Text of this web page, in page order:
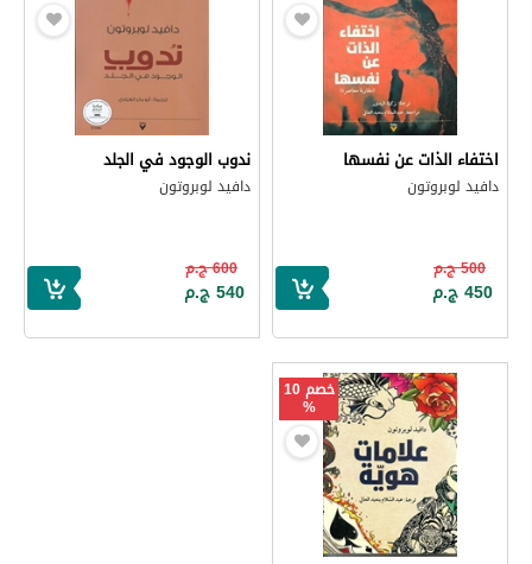
اختفاء الذات عن نفسها
دافيد لوبروتون
500 ج.م
450 ج.م
ندوب الوجود في الجلد
دافيد لوبروتون
600 ج.م
540 ج.م
خصم 10
%